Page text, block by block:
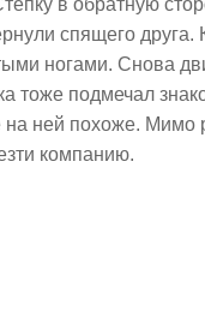
в обратную
спящего друга.
ногами. Снова
тоже подмечал
на ней похоже. Мимо
компанию.